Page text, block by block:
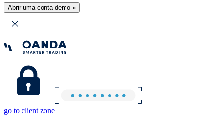
Abrir uma conta demo »
go to client zone